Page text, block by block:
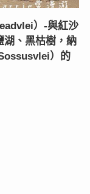
）-與紅沙
湖、黑枯樹，納
）的